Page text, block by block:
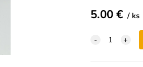
5.00€ ks